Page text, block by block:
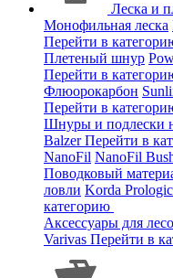
Леска и
Монофильная леска
Перейти в
Плетеный шнур
Перейти в
Флюорокарбон
Перейти в
Шнуры и подлески
BalzerПерейти в
NanoFil NanoFil
Поводковый
ловли Korda Prologic
категорию
Аксессуары для
Varivas Перейти в